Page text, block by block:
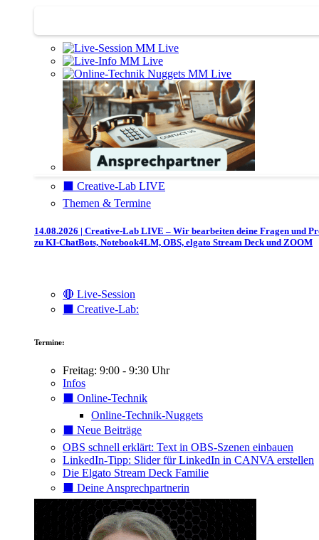
⬛️ Creative-Lab LIVE
Themen & Termine
14.08.2026 | Creative-Lab LIVE – Wir bearbeiten deine Fragen und
zu KI-ChatBots, Notebook4LM, OBS, elgato Stream Deck und ZOOM
🔴 Live-Session
⬛️ Creative-Lab:
Termine:
Freitag: 9:00 - 9:30 Uhr
Infos
⬛️ Online-Technik
Online-Technik-Nuggets
⬛️ Neue Beiträge
OBS schnell erklärt: Text in OBS-Szenen einbauen
LinkedIn-Tipp: Slider für LinkedIn in CANVA erstellen
Die Elgato Stream Deck Familie
⬛️ Deine Ansprechpartnerin